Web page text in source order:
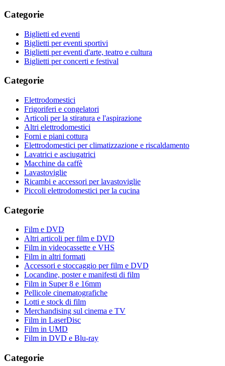
Categorie
Biglietti ed eventi
Biglietti per eventi sportivi
Biglietti per eventi d'arte, teatro e cultura
Biglietti per concerti e festival
Categorie
Elettrodomestici
Frigoriferi e congelatori
Articoli per la stiratura e l'aspirazione
Altri elettrodomestici
Forni e piani cottura
Elettrodomestici per climatizzazione e riscaldamento
Lavatrici e asciugatrici
Macchine da caffè
Lavastoviglie
Ricambi e accessori per lavastoviglie
Piccoli elettrodomestici per la cucina
Categorie
Film e DVD
Altri articoli per film e DVD
Film in videocassette e VHS
Film in altri formati
Accessori e stoccaggio per film e DVD
Locandine, poster e manifesti di film
Film in Super 8 e 16mm
Pellicole cinematografiche
Lotti e stock di film
Merchandising sul cinema e TV
Film in LaserDisc
Film in UMD
Film in DVD e Blu-ray
Categorie